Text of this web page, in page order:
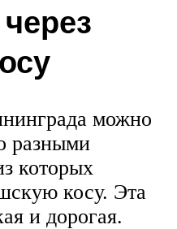
можно
разными
которых
косу. Эта
и дорогая.